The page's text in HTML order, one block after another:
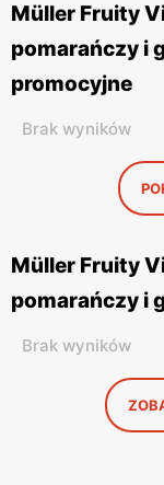
Müller Fruity
pomarańczy i
promocyjne
Brak wyników
Müller Fruity
pomarańczy i
Brak wyników